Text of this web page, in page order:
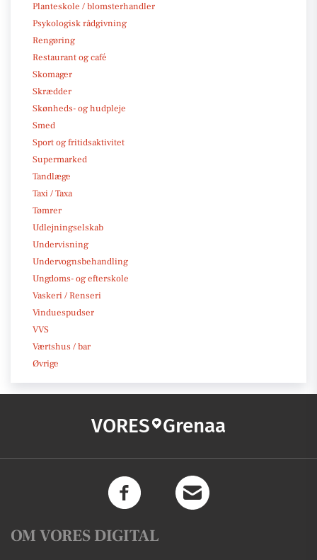
Planteskole / blomsterhandler
Psykologisk rådgivning
Rengøring
Restaurant og café
Skomager
Skrædder
Skønheds- og hudpleje
Smed
Sport og fritidsaktivitet
Supermarked
Tandlæge
Taxi / Taxa
Tømrer
Udlejningselskab
Undervisning
Undervognsbehandling
Ungdoms- og efterskole
Vaskeri / Renseri
Vinduespudser
VVS
Værtshus / bar
Øvrige
VORES Grenaa
OM VORES DIGITAL